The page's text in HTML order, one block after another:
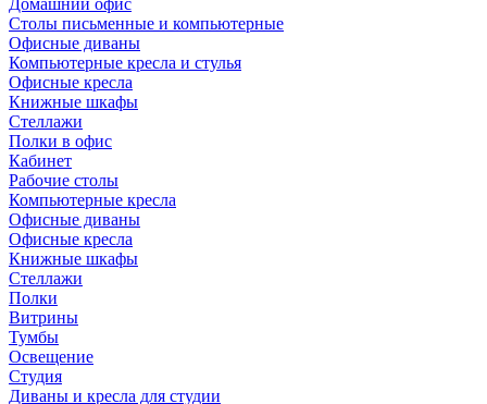
Домашний офис
Столы письменные и компьютерные
Офисные диваны
Компьютерные кресла и стулья
Офисные кресла
Книжные шкафы
Стеллажи
Полки в офис
Кабинет
Рабочие столы
Компьютерные кресла
Офисные диваны
Офисные кресла
Книжные шкафы
Стеллажи
Полки
Витрины
Тумбы
Освещение
Студия
Диваны и кресла для студии